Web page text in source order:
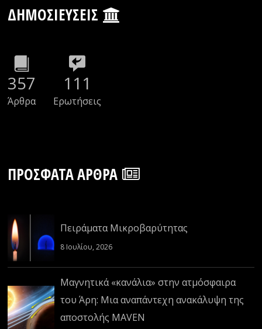
ΔΗΜΟΣΙΕΎΣΕΙΣ
357
Άρθρα
111
Ερωτήσεις
ΠΡΌΣΦΑΤΑ ΆΡΘΡΑ
Πειράματα Μικροβαρύτητας
8 Ιουλίου, 2026
Μαγνητικά «κανάλια» στην ατμόσφαιρα
του Άρη: Μια αναπάντεχη ανακάλυψη της
αποστολής MAVEN